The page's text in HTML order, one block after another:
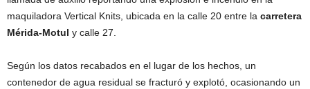
maquiladora Vertical Knits, ubicada en la calle 20 entre la carretera
Mérida-Motul y calle 27.
Según los datos recabados en el lugar de los hechos, un
contenedor de agua residual se fracturó y explotó, ocasionando un